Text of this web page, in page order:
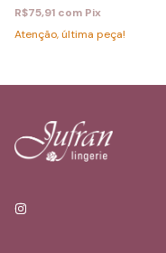
R$75,91 com Pix
Atenção, última peça!